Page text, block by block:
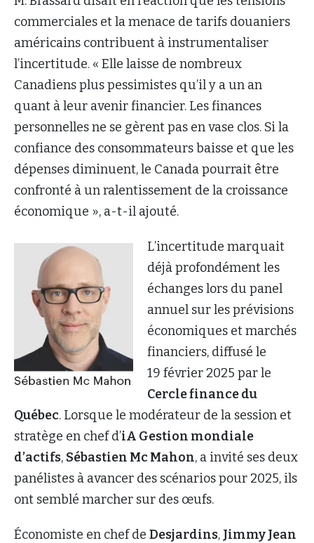
commerciales et la menace de tarifs douaniers
américains contribuent à instrumentaliser
l’incertitude. « Elle laisse de nombreux
Canadiens plus pessimistes qu’il y a un an
quant à leur avenir financier. Les finances
personnelles ne se gèrent pas en vase clos. Si la
confiance des consommateurs baisse et que les
dépenses diminuent, le Canada pourrait être
confronté à un ralentissement de la croissance
économique », a-t-il ajouté.
L’incertitude marquait
déjà profondément les
échanges lors du panel
annuel sur les prévisions
économiques et marchés
financiers, diffusé le
19 février 2025 par le
Cercle finance du
Québec. Lorsque le modérateur de la session et
stratège en chef d’iA Gestion mondiale
d’actifs, Sébastien Mc Mahon, a invité ses deux
panélistes à avancer des scénarios pour 2025, ils
ont semblé marcher sur des œufs.
Économiste en chef de Desjardins, Jimmy Jean